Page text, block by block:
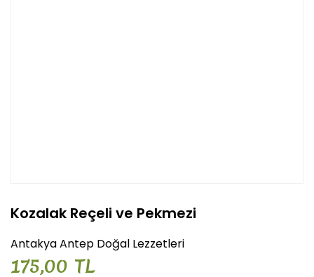
Kozalak Reçeli ve Pekmezi
Antakya Antep Doğal Lezzetleri
175,00 TL